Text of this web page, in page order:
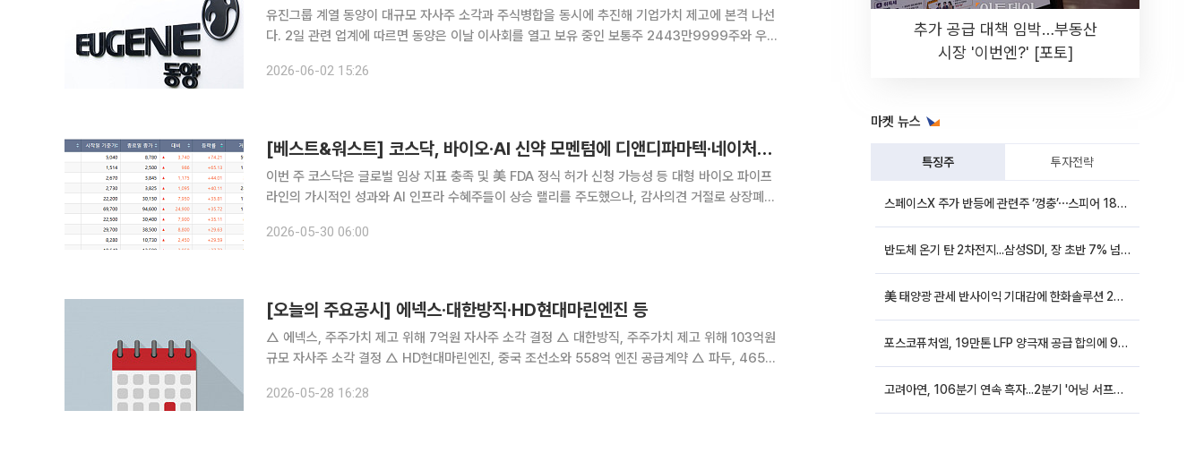
유진그룹 계열 동양이 대규모 자사주 소각과 주식병합을 동시에 추진해 기업가치 제고에 본격 나선
다. 2일 관련 업계에 따르면 동양은 이날 이사회를 열고 보유 중인 보통주 2443만9999주와 우선
준 약 719억원으로, 발행 주식 총수의 10.26%에 해당
2026-06-02 15:26
[베스트&워스트] 코스닥, 바이오·AI 신약 모멘텀에 디앤디파마텍·네이처셀 급등
이번 주 코스닥은 글로벌 임상 지표 충족 및 美 FDA 정식 허가 신청 가능성 등 대형 바이오 파이프
라인의 가시적인 성과와 AI 인프라 수혜주들이 상승 랠리를 주도했으나, 감사의견 거절로 상장폐지
면 이번 주(26~29일) 코스닥 지수는 지난주보다 86.33포
2026-05-30 06:00
[오늘의 주요공시] 에넥스·대한방직·HD현대마린엔진 등
△ 에넥스, 주주가치 제고 위해 7억원 자사주 소각 결정 △ 대한방직, 주주가치 제고 위해 103억원
규모 자사주 소각 결정 △ HD현대마린엔진, 중국 조선소와 558억 엔진 공급계약 △ 파두, 465억
수주' △ 대원, 보유 자사주 22만373
2026-05-28 16:28
추가 공급 대책 임박…부동산
시장 '이번엔?' [포토]
마켓 뉴스
특징주 투자전략
스페이스X 주가 반등에 관련주 ‘껑충’⋯스피어 18%ㆍ에이치브이엠 12%↑
반도체 온기 탄 2차전지...삼성SDI, 장 초반 7% 넘게 껑충
美 태양광 관세 반사이익 기대감에 한화솔루션 20%대·OCI홀딩스 14%대 급등
포스코퓨처엠, 19만톤 LFP 양극재 공급 합의에 9%대 강세
고려아연, 106분기 연속 흑자...2분기 '어닝 서프라이즈'에 장 초반 12%대 강세